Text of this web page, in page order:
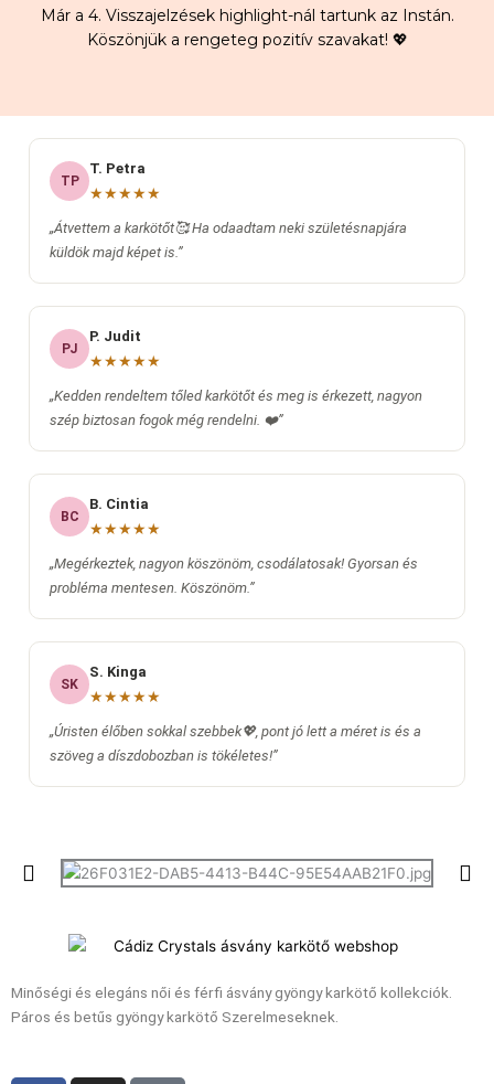
Már a 4. Visszajelzések highlight-nál tartunk az Instán.
Köszönjük a rengeteg pozitív szavakat! 💖
TP
T. Petra
★★★★★
„Átvettem a karkötőt🥰 Ha odaadtam neki születésnapjára
küldök majd képet is.”
PJ
P. Judit
★★★★★
„Kedden rendeltem tőled karkötőt és meg is érkezett, nagyon
szép biztosan fogok még rendelni. ❤️”
BC
B. Cintia
★★★★★
„Megérkeztek, nagyon köszönöm, csodálatosak! Gyorsan és
probléma mentesen. Köszönöm.”
SK
S. Kinga
★★★★★
„Úristen élőben sokkal szebbek💖, pont jó lett a méret is és a
szöveg a díszdobozban is tökéletes!”
Minőségi és elegáns női és férfi ásvány gyöngy karkötő kollekciók.
Páros és betűs gyöngy karkötő Szerelmeseknek.